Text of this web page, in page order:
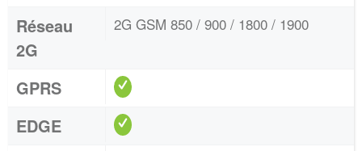
Réseau
2G
2G GSM 850 / 900 / 1800 / 1900
GPRS
EDGE